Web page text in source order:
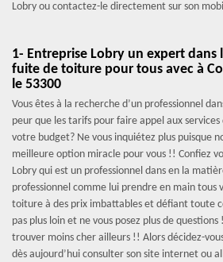
Lobry ou contactez-le directement sur son
1- Entreprise Lobry un expert dans
fuite de toiture pour tous avec à
le 53300
Vous êtes à la recherche d’un professionnel
peur que les tarifs pour faire appel aux
votre budget? Ne vous inquiétez plus puisque
meilleure option miracle pour vous !! Confiez
Lobry qui est un professionnel dans en la
professionnel comme lui prendre en main tous
toiture à des prix imbattables et défiant toute
pas plus loin et ne vous posez plus de
trouver moins cher ailleurs !! Alors décidez-
dès aujourd’hui consulter son site internet ou